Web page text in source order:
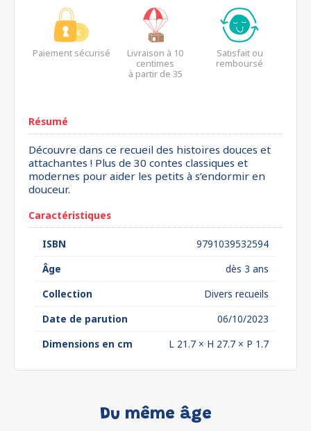
Paiement sécurisé
Livraison à 10
centimes
à partir de 35
Satisfait ou
remboursé
Résumé
Découvre dans ce recueil des histoires douces et
attachantes ! Plus de 30 contes classiques et
modernes pour aider les petits à s’endormir en
douceur.
Caractéristiques
ISBN
9791039532594
Âge
dès 3 ans
Collection
Divers recueils
Date de parution
06/10/2023
Dimensions en cm
L 21.7 × H 27.7 × P 1.7
Du même âge